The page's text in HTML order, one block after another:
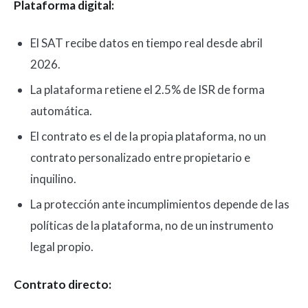
Plataforma digital:
El SAT recibe datos en tiempo real desde abril
2026.
La plataforma retiene el 2.5% de ISR de forma
automática.
El contrato es el de la propia plataforma, no un
contrato personalizado entre propietario e
inquilino.
La protección ante incumplimientos depende de las
políticas de la plataforma, no de un instrumento
legal propio.
Contrato directo: